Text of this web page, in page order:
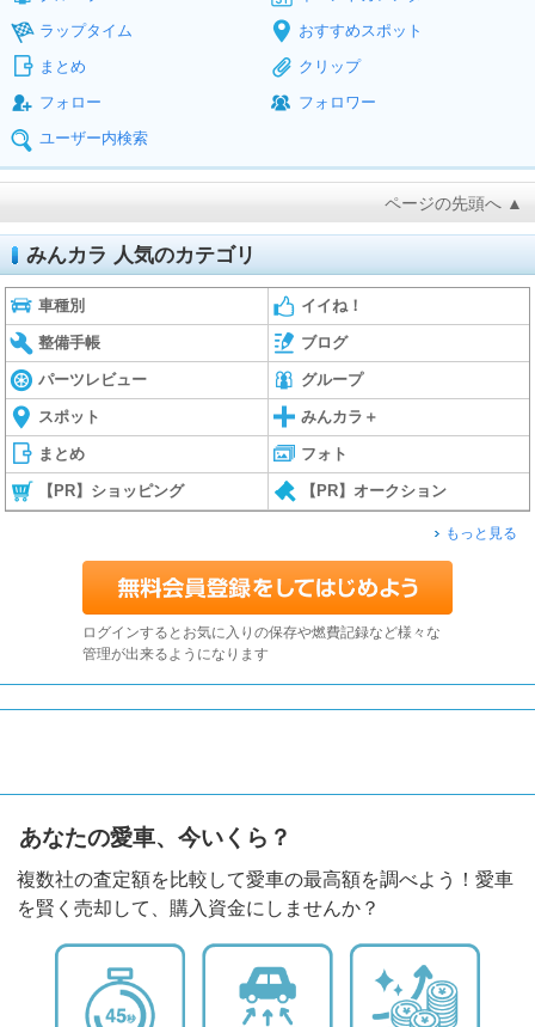
ラップタイム
おすすめスポット
まとめ
クリップ
フォロー
フォロワー
ユーザー内検索
ページの先頭へ ▲
みんカラ 人気のカテゴリ
車種別 イイね！
整備手帳 ブログ
パーツレビュー グループ
スポット みんカラ＋
まとめ フォト
【PR】ショッピング 【PR】オークション
もっと見る
ログインするとお気に入りの保存や燃費記録など様々な
管理が出来るようになります
あなたの愛車、今いくら？
複数社の査定額を比較して愛車の最高額を調べよう！愛車
を賢く売却して、購入資金にしませんか？